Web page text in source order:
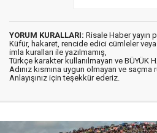
YORUM KURALLARI: Risale Haber yayın
Küfür, hakaret, rencide edici cümleler veya
imla kuralları ile yazılmamış,
Türkçe karakter kullanılmayan ve BÜYÜK
Adınız kısmına uygun olmayan ve
Anlayışınız için teşekkür ederiz.